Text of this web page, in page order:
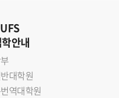
안내
대학원
역대학원